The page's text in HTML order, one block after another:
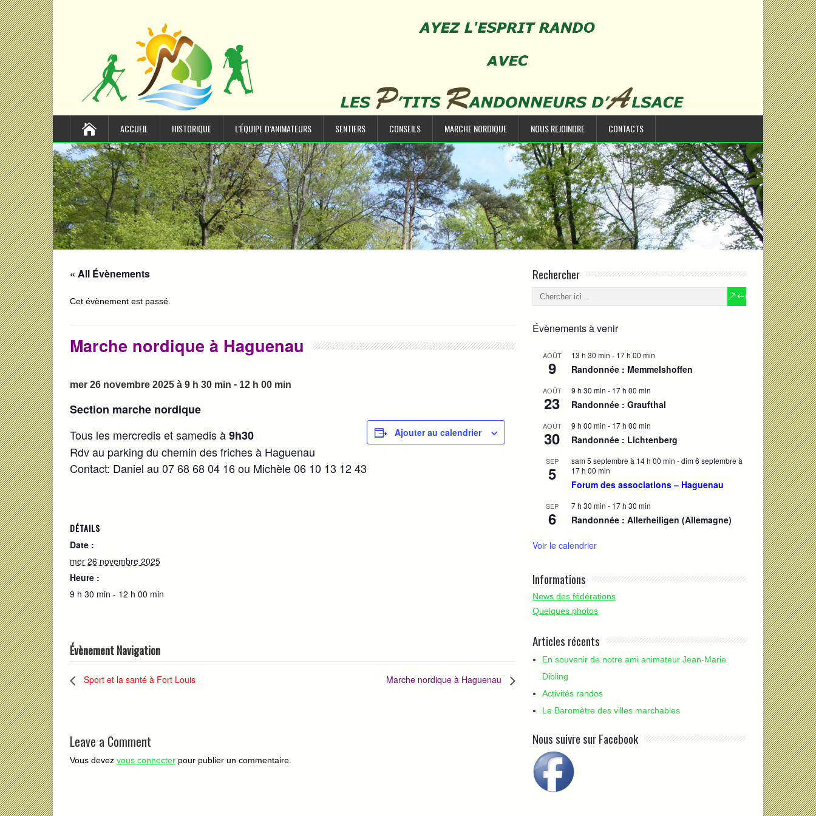
ACCUEIL HISTORIQUE L’ÉQUIPE D’ANIMATEURS SENTIERS CONSEILS MARCHE NORDIQUE NOUS REJOINDRE CONTACTS
« All Évènements
Cet évènement est passé.
Marche nordique à Haguenau
mer 26 novembre 2025 à 9 h 30 min - 12 h 00 min
Section marche nordique
Tous les mercredis et samedis à9h30
Rdv au parking du chemin des friches à Haguenau
Contact: Daniel au 07 68 68 04 16 ou Michèle 06 10 13 12 43
Ajouter au calendrier
DÉTAILS
Date :
mer 26 novembre 2025
Heure :
9 h 30 min - 12 h 00 min
Évènement Navigation
Sport et la santé à Fort Louis Marche nordique à Haguenau
Leave a Comment
Vous devez vous connecter pour publier un commentaire.
Rechercher
Évènements à venir
AOÛT
9
13 h 30 min - 17 h 00 min
Randonnée : Memmelshoffen
AOÛT
23
9 h 30 min - 17 h 00 min
Randonnée : Graufthal
AOÛT
30
9 h 00 min - 17 h 00 min
Randonnée : Lichtenberg
SEP
5
sam 5 septembre à 14 h 00 min -dim 6 septembre à
17 h 00 min
Forum des associations – Haguenau
SEP
6
7 h 30 min - 17 h 30 min
Randonnée : Allerheiligen (Allemagne)
Voir le calendrier
Informations
News des fédérations
Quelques photos
Articles récents
En souvenir de notre ami animateur Jean-Marie
Dibling
Activités randos
Le Baromètre des villes marchables
Nous suivre sur Facebook